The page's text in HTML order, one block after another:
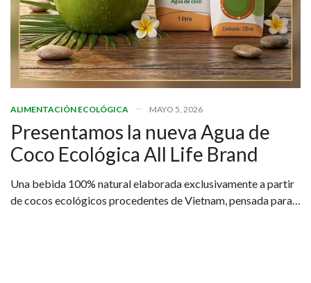
ALIMENTACIÓN ECOLÓGICA MAYO 5, 2026
Presentamos la nueva Agua de
Coco Ecológica All Life Brand
Una bebida 100% natural elaborada exclusivamente a partir
de cocos ecológicos procedentes de Vietnam, pensada para